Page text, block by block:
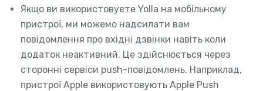
Якщо ви використовуєте Yolla на мобільному
пристрої, ми можемо надсилати вам
повідомлення про вхідні дзвінки навіть коли
додаток неактивний. Це здійснюється через
сторонні сервіси push-повідомлень. Наприклад,
пристрої Apple використовують Apple Push